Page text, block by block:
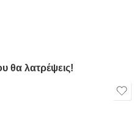
θα λατρέψεις!